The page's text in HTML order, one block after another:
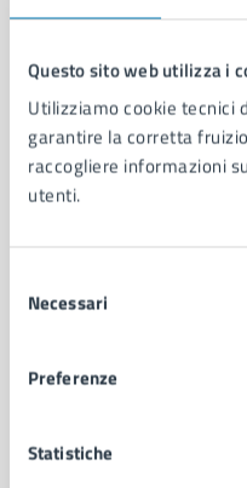
Questo sito web utilizza i
Utilizziamo cookie tecnici
garantire la corretta
raccogliere informazioni
utenti.
delNecessari
Preferenze
Statistiche
Comune di Napoli
AMMINISTRAZIONE
Aree amministrative
Organi di governo
Politici
Documenti e dati